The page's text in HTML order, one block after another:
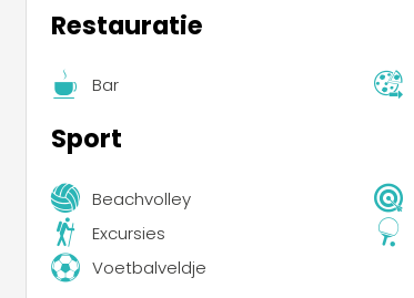
Restauratie
Bar
Sport
Beachvolley
Excursies
Voetbalveldje